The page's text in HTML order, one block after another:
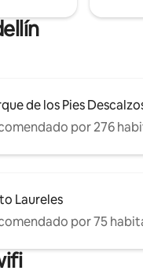
de los Pies
por 276
Laureles
por 75